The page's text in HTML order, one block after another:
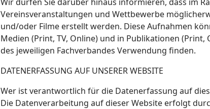
Vereinsveranstaltungen und Wettbewerbe
und/oder Filme erstellt werden. Diese Aufnahmen
Medien (Print, TV, Online) und in Publikationen (Print,
des jeweiligen Fachverbandes Verwendung finden.
DATENERFASSUNG AUF UNSERER WEBSITE
Wer ist verantwortlich für die Datenerfassung auf
Die Datenverarbeitung auf dieser Website erfolgt